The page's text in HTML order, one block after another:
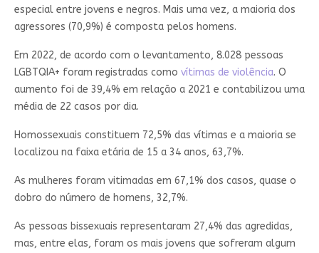
especial entre jovens e negros. Mais uma vez, a maioria dos
agressores (70,9%) é composta pelos homens.
Em 2022, de acordo com o levantamento, 8.028 pessoas
LGBTQIA+ foram registradas como vítimas de violência. O
aumento foi de 39,4% em relação a 2021 e contabilizou uma
média de 22 casos por dia.
Homossexuais constituem 72,5% das vítimas e a maioria se
localizou na faixa etária de 15 a 34 anos, 63,7%.
As mulheres foram vitimadas em 67,1% dos casos, quase o
dobro do número de homens, 32,7%.
As pessoas bissexuais representaram 27,4% das agredidas,
mas, entre elas, foram os mais jovens que sofreram algum